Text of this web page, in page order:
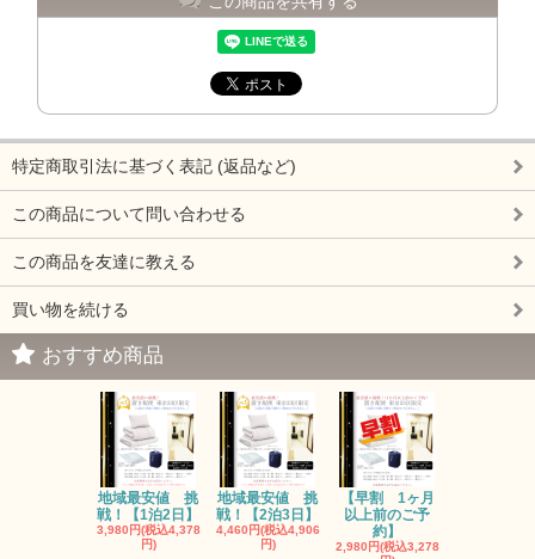
特定商取引法に基づく表記 (返品など)
この商品について問い合わせる
この商品を友達に教える
買い物を続ける
おすすめ商品
地域最安値 挑
戦！【1泊2日】
3,980円(税込4,378
円)
地域最安値 挑
戦！【2泊3日】
4,460円(税込4,906
円)
【早割 1ヶ月
以上前のご予
約】
2,980円(税込3,278